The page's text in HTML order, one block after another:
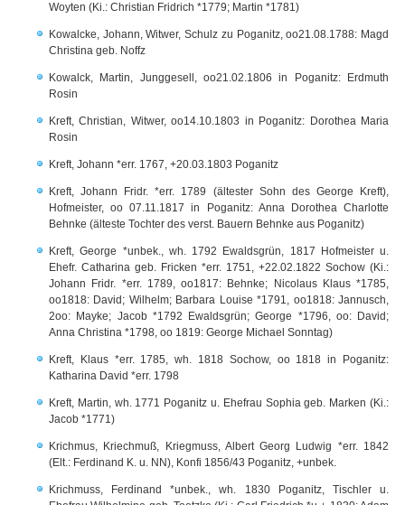
Woyten (Ki.: Christian Fridrich *1779; Martin *1781)
Kowalcke, Johann, Witwer, Schulz zu Poganitz, oo21.08.1788: Magd
Christina geb. Noffz
Kowalck, Martin, Junggesell, oo21.02.1806 in Poganitz: Erdmuth
Rosin
Kreft, Christian, Witwer, oo14.10.1803 in Poganitz: Dorothea Maria
Rosin
Kreft, Johann *err. 1767, +20.03.1803 Poganitz
Kreft, Johann Fridr. *err. 1789 (ältester Sohn des George Kreft),
Hofmeister, oo 07.11.1817 in Poganitz: Anna Dorothea Charlotte
Behnke (älteste Tochter des verst. Bauern Behnke aus Poganitz)
Kreft, George *unbek., wh. 1792 Ewaldsgrün, 1817 Hofmeister u.
Ehefr. Catharina geb. Fricken *err. 1751, +22.02.1822 Sochow (Ki.:
Johann Fridr. *err. 1789, oo1817: Behnke; Nicolaus Klaus *1785,
oo1818: David; Wilhelm; Barbara Louise *1791, oo1818: Jannusch,
2oo: Mayke; Jacob *1792 Ewaldsgrün; George *1796, oo: David;
Anna Christina *1798, oo 1819: George Michael Sonntag)
Kreft, Klaus *err. 1785, wh. 1818 Sochow, oo 1818 in Poganitz:
Katharina David *err. 1798
Kreft, Martin, wh. 1771 Poganitz u. Ehefrau Sophia geb. Marken (Ki.:
Jacob *1771)
Krichmus, Kriechmuß, Kriegmuss, Albert Georg Ludwig *err. 1842
(Elt.: Ferdinand K. u. NN), Konfi 1856/43 Poganitz, +unbek.
Krichmuss, Ferdinand *unbek., wh. 1830 Poganitz, Tischler u.